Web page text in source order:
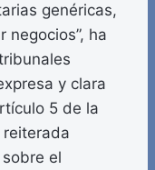
genéricas,
negocios”, ha
y clara
5 de la
el